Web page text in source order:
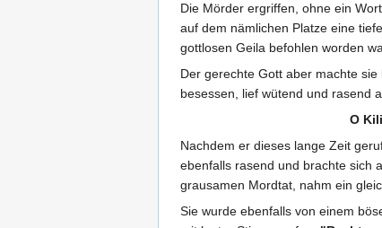
Die Mörder ergriffen, ohne ein
auf dem nämlichen Platze eine
gottlosen Geila befohlen worden
Der gerechte Gott aber machte
besessen, lief wütend und rasend
O
Nachdem er dieses lange Zeit
ebenfalls rasend und brachte sich
grausamen Mordtat, nahm ein
Sie wurde ebenfalls von einem